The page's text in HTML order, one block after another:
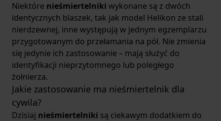
Niektóre nieśmiertelniki wykonane są z dwóch
identycznych blaszek, tak jak model Helikon ze stali
nierdzewnej, inne występują w jednym egzemplarzu
przygotowanym do przełamania na pół. Nie zmienia
się jedynie ich zastosowanie – mają służyć do
identyfikacji nieprzytomnego lub poległego
żołnierza.
Jakie zastosowanie ma nieśmiertelnik dla
cywila?
Dzisiaj nieśmiertelniki są ciekawym dodatkiem do